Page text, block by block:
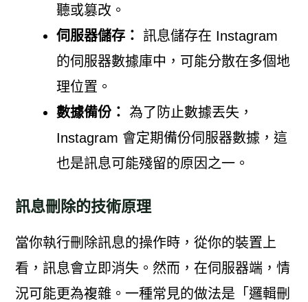
聽或篡改。
伺服器儲存：
訊息儲存在 Instagram
的伺服器數據庫中，可能分散在多個地
理位置。
數據備份： 為了防止數據丟失，
Instagram 會定期備份伺服器數據，這
也是訊息可能殘留的原因之一。
訊息刪除的技術原理
當你執行刪除訊息的操作時，從你的裝置上
看，訊息會立即消失。然而，在伺服器端，情
況可能更為複雜。一種常見的做法是「邏輯刪